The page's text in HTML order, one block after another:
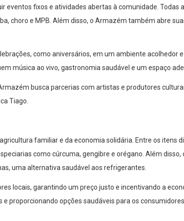
fixos e atividades abertas à comunidade. Todas
choro e MPB. Além disso, o Armazém também abre
como aniversários, em um ambiente acolhedor
música ao vivo, gastronomia saudável e um espaço
busca parcerias com artistas e produtores
Tiago.
familiar e da economia solidária. Entre os itens
como cúrcuma, gengibre e orégano. Além
uma alternativa saudável aos refrigerantes.
locais, garantindo um preço justo e incentivando a
proporcionando opções saudáveis para os